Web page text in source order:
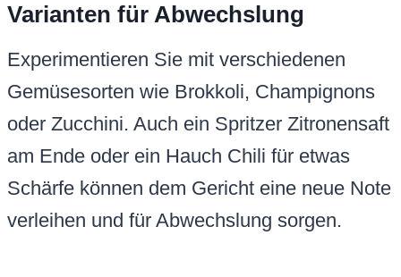
Varianten für Abwechslung
Experimentieren Sie mit verschiedenen
Gemüsesorten wie Brokkoli, Champignons
oder Zucchini. Auch ein Spritzer Zitronensaft
am Ende oder ein Hauch Chili für etwas
Schärfe können dem Gericht eine neue Note
verleihen und für Abwechslung sorgen.